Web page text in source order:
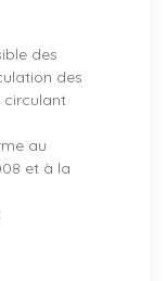
des
des
circulant
au
et à la